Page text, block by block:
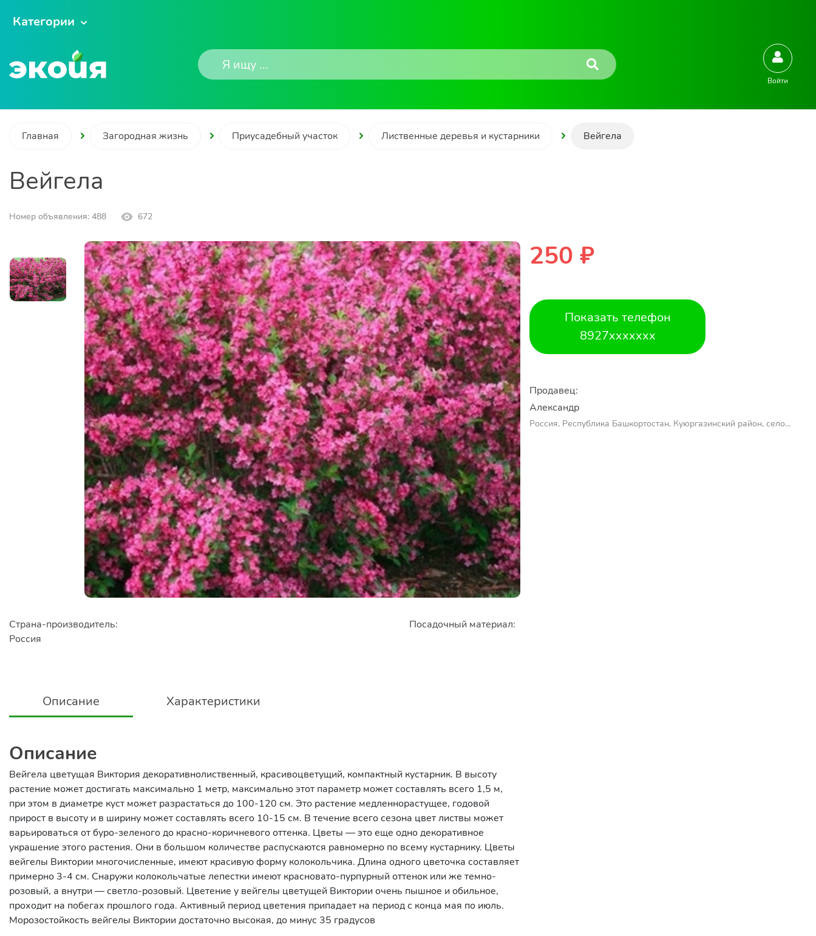
Категории
Войти
Главная Загородная жизнь Приусадебный участок Лиственные деревья и кустарники Вейгела
Вейгела
Номер объявления: 488 672
Страна-производитель:
Россия
Посадочный материал:
Описание Характеристики
Описание
Вейгела цветущая Виктория декоративнолиственный, красивоцветущий, компактный кустарник. В высоту
растение может достигать максимально 1 метр, максимально этот параметр может составлять всего 1,5 м,
при этом в диаметре куст может разрастаться до 100-120 см. Это растение медленнорастущее, годовой
прирост в высоту и в ширину может составлять всего 10-15 см. В течение всего сезона цвет листвы может
варьироваться от буро-зеленого до красно-коричневого оттенка. Цветы — это еще одно декоративное
украшение этого растения. Они в большом количестве распускаются равномерно по всему кустарнику. Цветы
вейгелы Виктории многочисленные, имеют красивую форму колокольчика. Длина одного цветочка составляет
примерно 3-4 см. Снаружи колокольчатые лепестки имеют красновато-пурпурный оттенок или же темно-
розовый, а внутри — светло-розовый. Цветение у вейгелы цветущей Виктории очень пышное и обильное,
проходит на побегах прошлого года. Активный период цветения припадает на период с конца мая по июль.
Морозостойкость вейгелы Виктории достаточно высокая, до минус 35 градусов
250 ₽
Показать телефон
8927xxxxxxx
Продавец:
Александр
Россия, Республика Башкортостан, Куюргазинский район, село